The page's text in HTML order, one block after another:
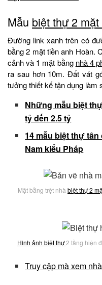
Mẫu biệt thự 2 mặt
Đường link xanh trên có
bằng 2 mặt tiền anh Hoàn.
cảnh và 1 mặt bằng nhà 4
ra sau hơn 10m. Đất vát
tưởng thiết kế tận dụng làm
Những mẫu biệt
tỷ đến 2.5 tỷ
14 mẫu biệt thự
Nam kiểu Pháp
Mặt bằng trệt nhà biệt thự 2
Hình ảnh biệt thự2 tầng hiện
Truy cập mà xem